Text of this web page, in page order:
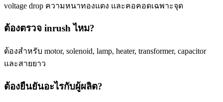
voltage drop ความหนาทองแดง และคอคอดเฉพาะจุด
ต้องตรวจ inrush ไหม?
ต้องสำหรับ motor, solenoid, lamp, heater, transformer, capacitor
และสายยาว
ต้องยืนยันอะไรกับผู้ผลิต?